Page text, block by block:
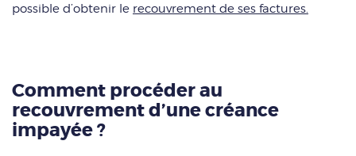
possible d’obtenir le recouvrement de ses factures.
Comment procéder au
recouvrement d’une créance
impayée ?